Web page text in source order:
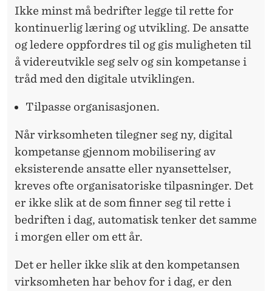
Ikke minst må bedrifter legge til rette for
kontinuerlig læring og utvikling. De ansatte
og ledere oppfordres til og gis muligheten til
å videreutvikle seg selv og sin kompetanse i
tråd med den digitale utviklingen.
Tilpasse organisasjonen.
Når virksomheten tilegner seg ny, digital
kompetanse gjennom mobilisering av
eksisterende ansatte eller nyansettelser,
kreves ofte organisatoriske tilpasninger. Det
er ikke slik at de som finner seg til rette i
bedriften i dag, automatisk tenker det samme
i morgen eller om ett år.
Det er heller ikke slik at den kompetansen
virksomheten har behov for i dag, er den